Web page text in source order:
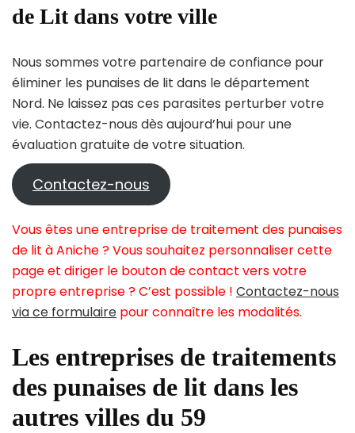
de Lit dans votre ville
Nous sommes votre partenaire de confiance pour
éliminer les punaises de lit dans le département
Nord. Ne laissez pas ces parasites perturber votre
vie. Contactez-nous dès aujourd’hui pour une
évaluation gratuite de votre situation.
Contactez-nous
Vous êtes une entreprise de traitement des punaises
de lit à Aniche ? Vous souhaitez personnaliser cette
page et diriger le bouton de contact vers votre
propre entreprise ? C’est possible ! Contactez-nous
via ce formulaire pour connaître les modalités.
Les entreprises de traitements
des punaises de lit dans les
autres villes du 59